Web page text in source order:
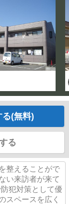
る(無料)
る
整えることがで
い来訪者が来て
犯対策として優
スペースを広く